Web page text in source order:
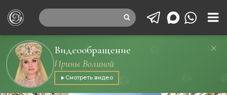
Видеообращение
Ирины Волиной
Смотреть видео